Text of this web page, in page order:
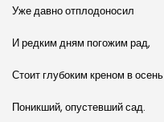
Уже давно отплодоносил
И редким дням погожим рад,
Стоит глубоким креном в осень
Поникший, опустевший сад.